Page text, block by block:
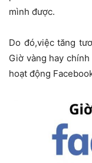
mình được.
Do đó,việc tăng
Giờ vàng hay
hoạt động